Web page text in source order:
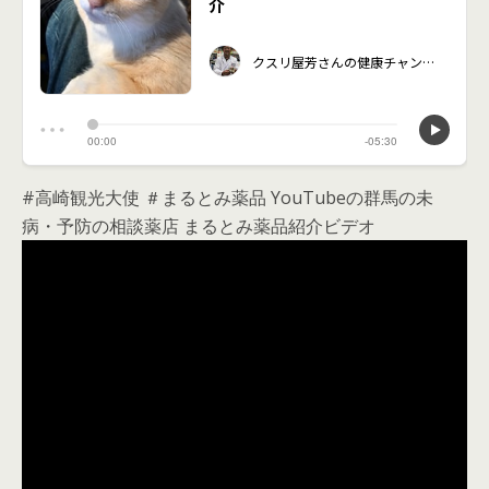
#高崎観光大使 ＃まるとみ薬品 YouTubeの群馬の未
病・予防の相談薬店 まるとみ薬品紹介ビデオ